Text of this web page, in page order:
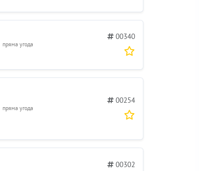
пряма угода
00340
пряма угода
00254
00302